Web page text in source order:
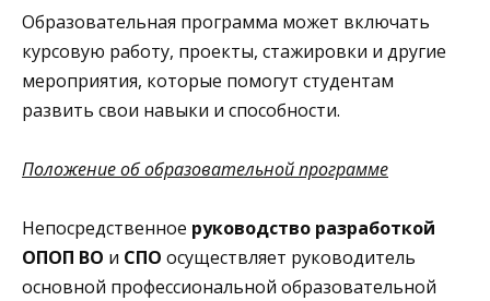
Образовательная программа может включать
курсовую работу, проекты, стажировки и другие
мероприятия, которые помогут студентам
развить свои навыки и способности.
Положение об образовательной программе
Непосредственное руководство разработкой
ОПОП ВО и СПО осуществляет руководитель
основной профессиональной образовательной